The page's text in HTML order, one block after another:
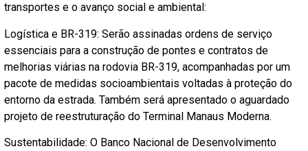
transportes e o avanço social e ambiental:
Logística e BR-319: Serão assinadas ordens de serviço
essenciais para a construção de pontes e contratos de
melhorias viárias na rodovia BR-319, acompanhadas por um
pacote de medidas socioambientais voltadas à proteção do
entorno da estrada. Também será apresentado o aguardado
projeto de reestruturação do Terminal Manaus Moderna.
Sustentabilidade: O Banco Nacional de Desenvolvimento